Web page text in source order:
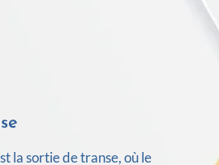
la sortie de transe, où le